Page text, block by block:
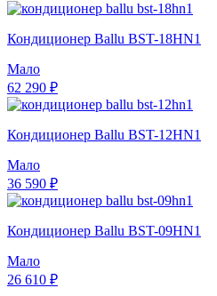
Кондиционер Ballu BST-18HN1
Мало
62 290 ₽
Кондиционер Ballu BST-12HN1
Мало
36 590 ₽
Кондиционер Ballu BST-09HN1
Мало
26 610 ₽